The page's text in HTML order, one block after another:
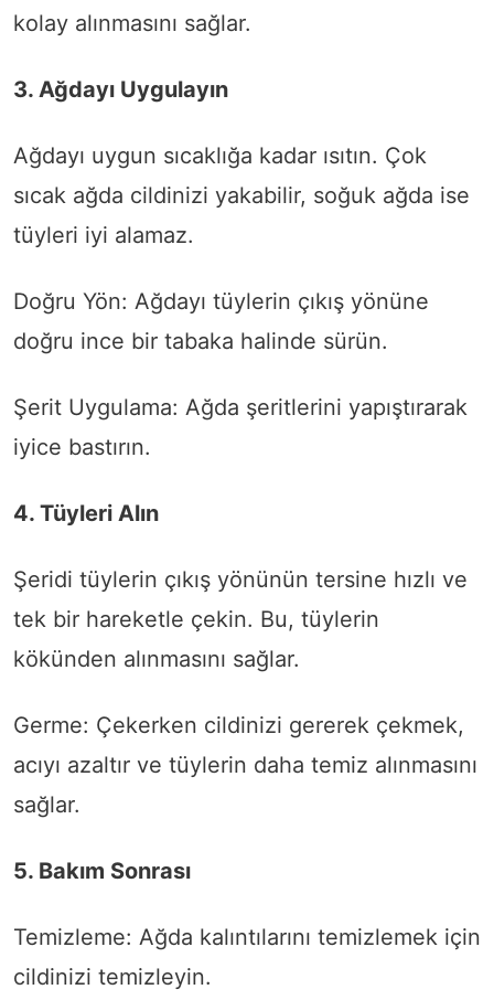
kolay alınmasını sağlar.
3. Ağdayı Uygulayın
Ağdayı uygun sıcaklığa kadar ısıtın. Çok
sıcak ağda cildinizi yakabilir, soğuk ağda ise
tüyleri iyi alamaz.
Doğru Yön: Ağdayı tüylerin çıkış yönüne
doğru ince bir tabaka halinde sürün.
Şerit Uygulama: Ağda şeritlerini yapıştırarak
iyice bastırın.
4. Tüyleri Alın
Şeridi tüylerin çıkış yönünün tersine hızlı ve
tek bir hareketle çekin. Bu, tüylerin
kökünden alınmasını sağlar.
Germe: Çekerken cildinizi gererek çekmek,
acıyı azaltır ve tüylerin daha temiz alınmasını
sağlar.
5. Bakım Sonrası
Temizleme: Ağda kalıntılarını temizlemek için
cildinizi temizleyin.